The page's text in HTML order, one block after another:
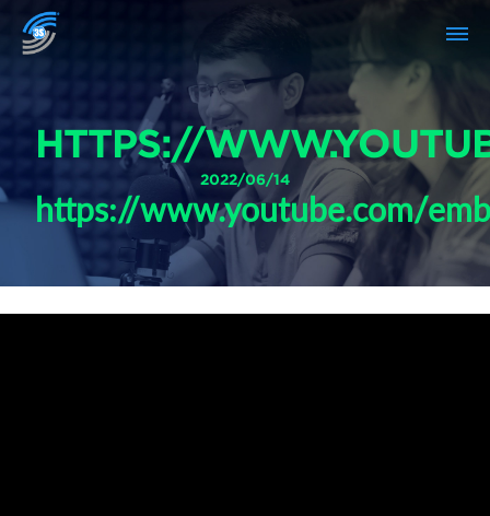
HTTPS://
2022/06/14
https://www.youtube.com/